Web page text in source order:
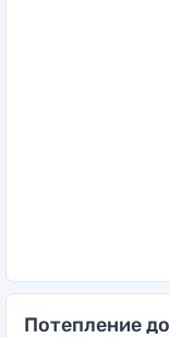
Потепление